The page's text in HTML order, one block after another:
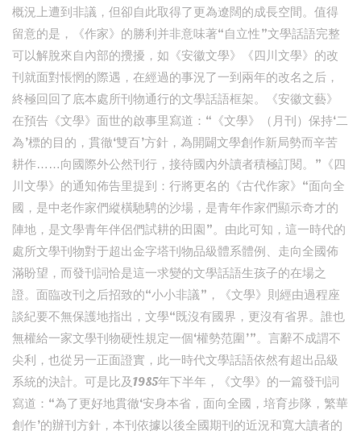
概況上遭到非議，但卻自此取得了更為遼闊的成長空間。值得
留意的是，《作家》的勝利并非意味著“自立性”文學話語完整
可以解脫來自內部的攪擾，如《安徽文學》《四川文學》的改
刊就面對悵惘的際遇，在經過的事況了一到兩年的改名之后，
終極回回了底本處所刊物通行的文學話語框架。《安徽文藝》
在預告《文學》面世的啟事里寫道：“《文學》（月刊）保持‘二
為’標的目的，貫徹‘雙百’方針，為開闢文學創作新局勢而辛苦
耕作……向國際外公然刊行，接待國內外讀者積極訂閱。”《四
川文學》的通知佈告里提到：行將更名的《古代作家》“面向全
國，是中老作家們縱橫馳騁的沙場，是青年作家們顯示奇才的
陣地，是文學青年伴侶們試耕的田園”。由此可知，這一時代的
處所文學刊物對于超出金字塔刊物品級體系體例、走向全國佈
滿盼望，而發刊詞恰是這一求變的文學話語生孩子的在場之
證。面臨改刊之后招致的“小小非議”，《文學》則經由過程座
談紀要不無保護地指出，文學“既沒有國界，更沒有省界。誰也
無權給一家文學刊物硬性規定一個‘權勢范圍’”。言辭不成謂不
尖利，也從另一正面證實，此一時代文學話語依然有超出品級
系統的決計。可是比及1985年下半年，《文學》的一篇發刊詞
寫道：“為了更好地貫徹‘安身本省，面向全國，培育步隊，繁華
創作’的辦刊方針，本刊依據以後全國期刊的近況和寬大讀者的